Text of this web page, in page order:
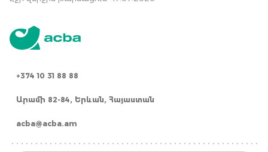
+374 10 31 88 88
Արամի 82-84, Երևան, Հայաստան
acba@acba.am